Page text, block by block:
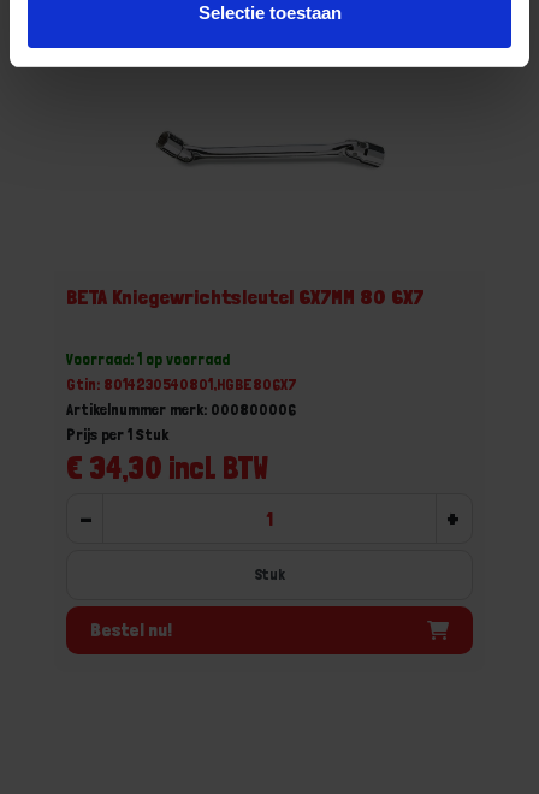
Selectie toestaan
BETA Kniegewrichtsleutel 6X7MM 80 6X7
Voorraad: 1 op voorraad
Gtin: 8014230540801,HGBE806X7
Artikelnummer merk: 000800006
€ 34,30 incl. BTW
Prijs per 1 Stuk
- +
Stuk
Bestel nu!